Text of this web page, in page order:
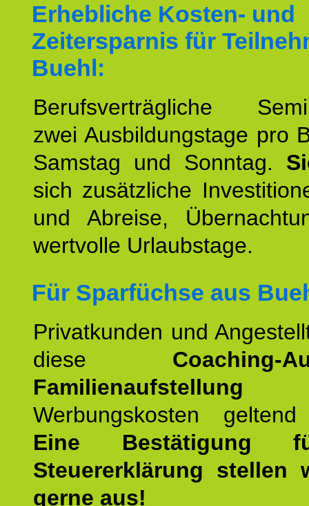
Erhebliche Kosten- und
Zeitersparnis für
Buehl:
Berufsverträgliche
zwei Ausbildungstage pro
Samstag und Sonntag.
sich zusätzliche
und Abreise,
wertvolle Urlaubstage.
Für Sparfüchse aus
Privatkunden und
diese Coaching-
Familienaufstellung
Werbungskosten
Eine Bestätigung
Steuererklärung stellen
gerne aus!